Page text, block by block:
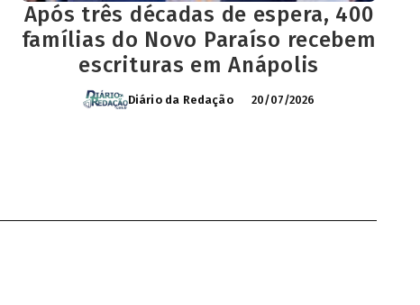
Após três décadas de espera, 400
famílias do Novo Paraíso recebem
escrituras em Anápolis
Diário da Redação 20/07/2026